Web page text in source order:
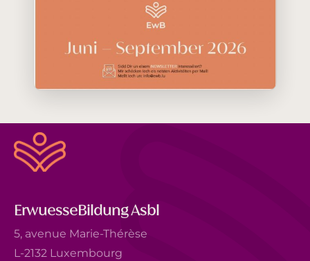
ErwuesseBildung Asbl
5, avenue Marie-Thérèse
L-2132 Luxembourg